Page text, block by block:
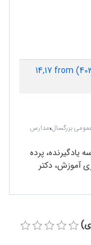
14,17 from
بزرگسال،مدارس
پرده
آموزش، دکتر